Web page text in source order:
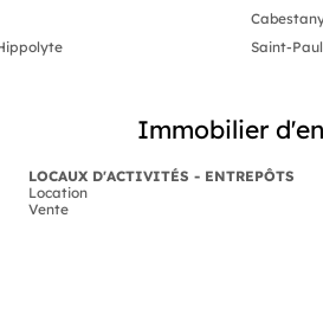
Saint-
Immobilier
LOCAUX D'ACTIVITÉS - ENTREPÔTS
Location
Vente